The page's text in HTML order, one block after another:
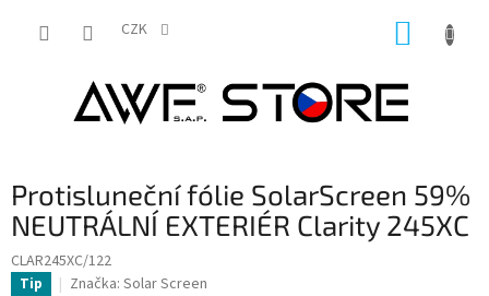
CZK
Protisluneční fólie SolarScreen 59%
NEUTRÁLNÍ EXTERIÉR Clarity 245XC
CLAR245XC/122
Tip Značka: Solar Screen